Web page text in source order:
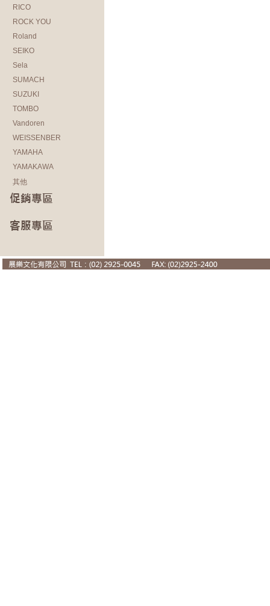
RICO
ROCK YOU
Roland
SEIKO
Sela
SUMACH
SUZUKI
TOMBO
Vandoren
WEISSENBER
YAMAHA
YAMAKAWA
其他